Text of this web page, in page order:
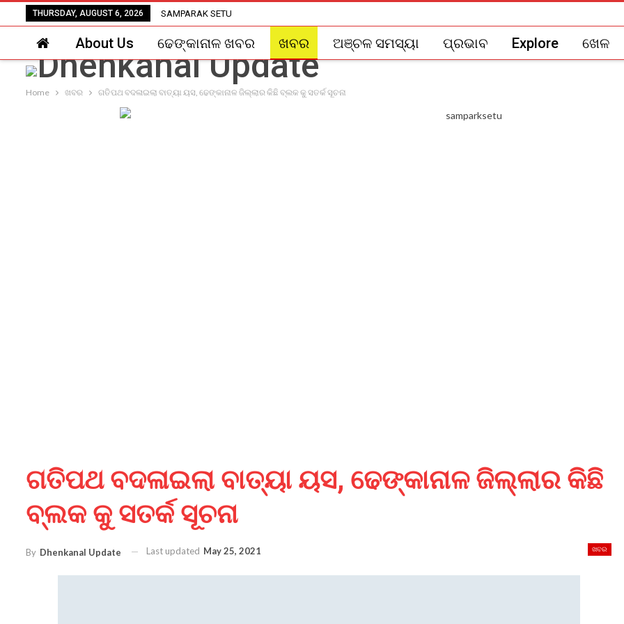
THURSDAY, AUGUST 6, 2026 SAMPARAK SETU
About Us ଢେଙ୍କାନାଳ ଖବର ଖବର ଅଞ୍ଚଳ ସମସ୍ୟା ପ୍ରଭାବ Explore ଖେଳ
Home ଖବର ଗତିପଥ ବଦଳାଇଲା ବାତ୍ୟା ୟସ, ଢେଙ୍କାନାଳ ଜିଲ୍ଲାର କିଛି ବ୍ଲକ କୁ ସତର୍କ ସୂଚନା
ଗତିପଥ ବଦଳାଇଲା ବାତ୍ୟା ୟସ, ଢେଙ୍କାନାଳ ଜିଲ୍ଲାର କିଛି
ବ୍ଲକ କୁ ସତର୍କ ସୂଚନା
ଖବର
By Dhenkanal Update Last updated May 25, 2021